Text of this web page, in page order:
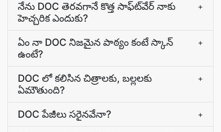
నేను DOC తెరవగానే కొత్త సాఫ్ట్‍వేర్ నాకు
హెచ్చరిక ఎందుకు?
+
ఏం నా DOC నిజమైన పాఠ్యం కంటే స్కాన్
ఉంటే?
+
DOC లో కలిసిన చిత్రాలకు, బల్లలకు
ఏమౌతుంది?
+
DOC పేజీలు సరైనవేనా? +